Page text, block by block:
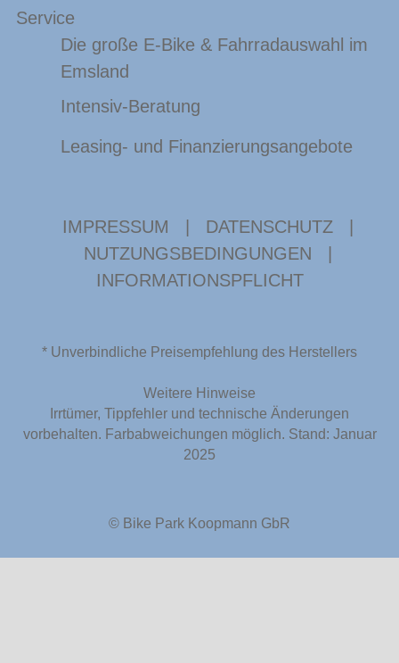
Service
Die große E-Bike & Fahrradauswahl im
Emsland
Intensiv-Beratung
Leasing- und Finanzierungsangebote
IMPRESSUM DATENSCHUTZ
NUTZUNGSBEDINGUNGEN
INFORMATIONSPFLICHT
* Unverbindliche Preisempfehlung des Herstellers
Weitere Hinweise
Irrtümer, Tippfehler und technische Änderungen
vorbehalten. Farbabweichungen möglich. Stand: Januar
2025
© Bike Park Koopmann GbR